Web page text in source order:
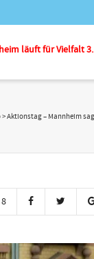
läuft für Vielfalt
>Aktionstag – Mannheim
8